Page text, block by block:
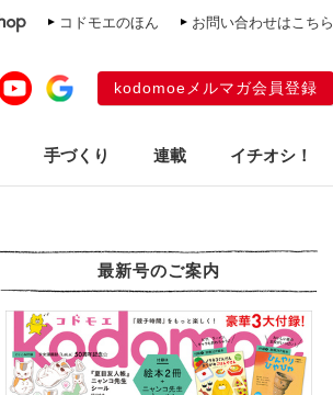
コドモエのほん お問い合わせはこちら
kodomoeメルマガ会員登録
手づくり 連載 イチオシ！
最新号のご案内